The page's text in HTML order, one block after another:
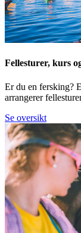
Fellesturer, kurs
Er du en fersking?
arrangerer
Se oversikt